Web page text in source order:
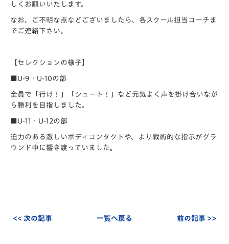
しくお願いいたします。
なお、ご不明な点などございましたら、各スクール担当コーチま
でご連絡下さい。
【セレクションの様子】
■U-9・U-10の部
全員で「行け！」「シュート！」など元気よく声を掛け合いなが
ら勝利を目指しました。
■U-11・U-12の部
迫力のある激しいボディコンタクトや、より戦術的な指示がグラ
ウンド中に響き渡っていました。
<< 次の記事 一覧へ戻る 前の記事 >>